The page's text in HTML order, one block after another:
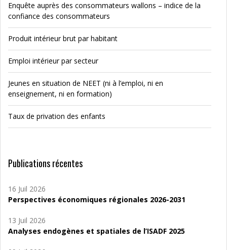
Enquête auprès des consommateurs wallons – indice de la
confiance des consommateurs
Produit intérieur brut par habitant
Emploi intérieur par secteur
Jeunes en situation de NEET (ni à l’emploi, ni en
enseignement, ni en formation)
Taux de privation des enfants
Publications récentes
16 Juil 2026
Perspectives économiques régionales 2026-2031
13 Juil 2026
Analyses endogènes et spatiales de l’ISADF 2025